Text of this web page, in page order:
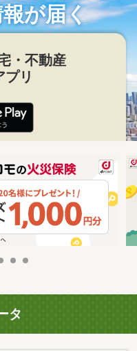
が届く
・不動産
プリ
タ